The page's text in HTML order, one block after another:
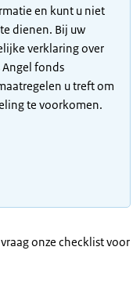
en kunt u niet
dienen. Bij uw
verklaring over
Angel fonds
u treft om
te voorkomen.
onze checklist voor